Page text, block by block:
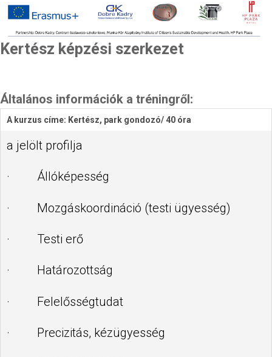
Kertész képzési szerkezet
Általános információk a tréningről:
A kurzus címe: Kertész, park gondozó/ 40 óra
a jelölt profilja
· Állóképesség
· Mozgáskoordináció (testi ügyesség)
· Testi erő
· Határozottság
· Felelősségtudat
· Precizitás, kézügyesség